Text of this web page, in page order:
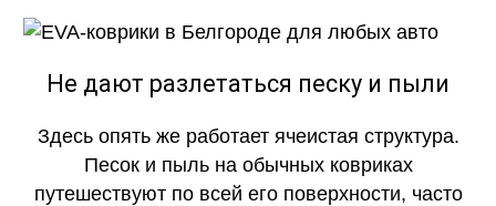
Не дают разлетаться песку и пыли
Здесь опять же работает ячеистая структура.
Песок и пыль на обычных ковриках
путешествуют по всей его поверхности, часто